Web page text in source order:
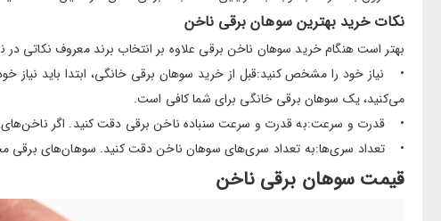
نکات خرید بهترین سوهان برقی ناخن
بهتر است هنگام خرید سوهان ناخن برقی علاوه بر انتخاب برند معروف نکاتی
• نیاز خود را مشخص کنید:قبل از خرید سوهان برقی خانگی، ابتدا باید نیاز
می‌کنید، یک سوهان برقی خانگی برای شما کافی است.
• قدرت و سرعت:به قدرت و سرعت سنباده ناخن برقی دقت کنید. اگر ناخن‌های
• تعداد سری‌ها:به تعداد سری‌های سوهان ناخن دقت کنید. سوهان‌های برقی
قیمت سوهان برقی ناخن